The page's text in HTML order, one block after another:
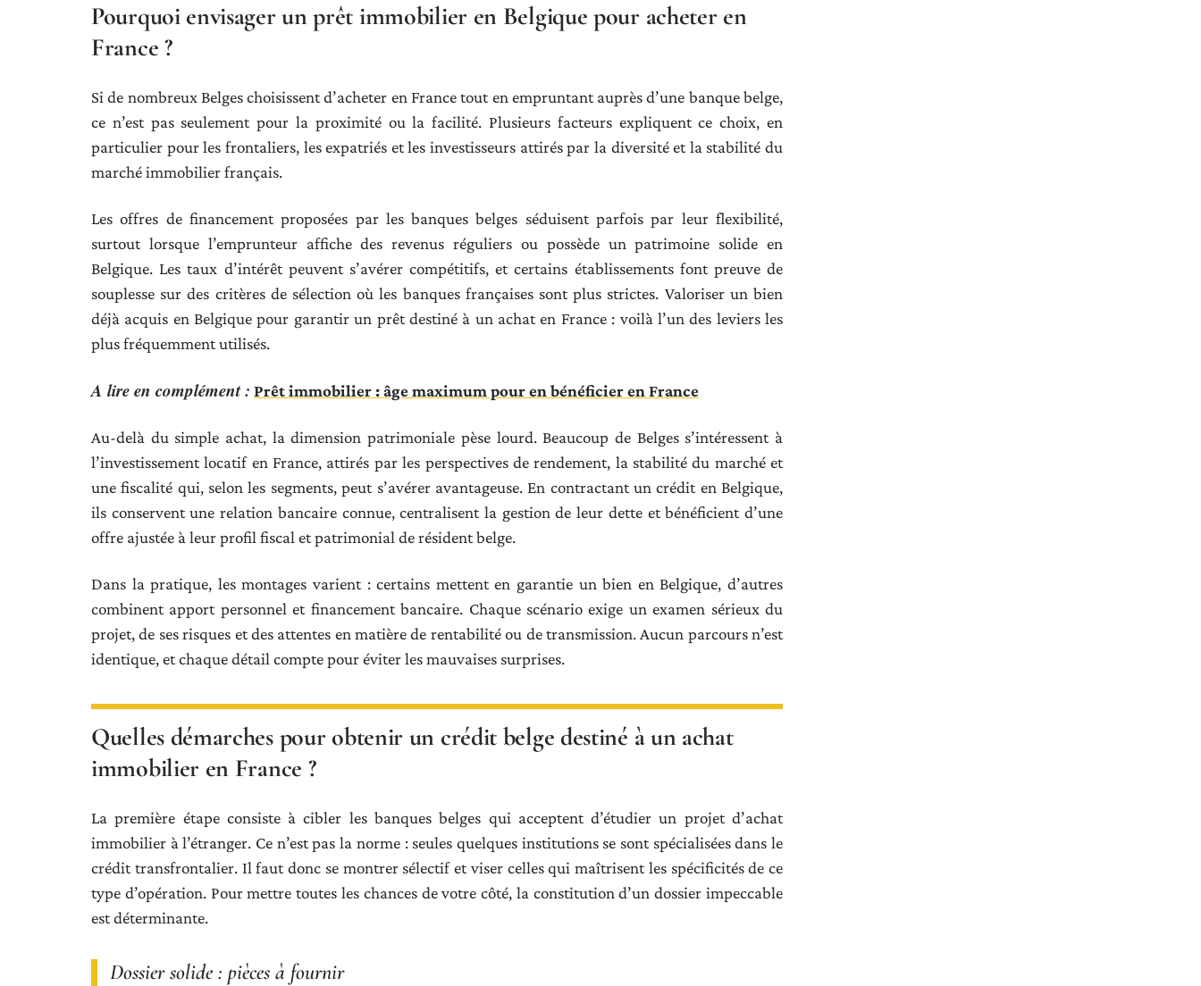
Pourquoi envisager un prêt immobilier en Belgique pour acheter en
France ?
Si de nombreux Belges choisissent d’acheter en France tout en empruntant auprès d’une banque belge,
ce n’est pas seulement pour la proximité ou la facilité. Plusieurs facteurs expliquent ce choix, en
particulier pour les frontaliers, les expatriés et les investisseurs attirés par la diversité et la stabilité du
marché immobilier français.
Les offres de financement proposées par les banques belges séduisent parfois par leur flexibilité,
surtout lorsque l’emprunteur affiche des revenus réguliers ou possède un patrimoine solide en
Belgique. Les taux d’intérêt peuvent s’avérer compétitifs, et certains établissements font preuve de
souplesse sur des critères de sélection où les banques françaises sont plus strictes. Valoriser un bien
déjà acquis en Belgique pour garantir un prêt destiné à un achat en France : voilà l’un des leviers les
plus fréquemment utilisés.
A lire en complément : Prêt immobilier : âge maximum pour en bénéficier en France
Au-delà du simple achat, la dimension patrimoniale pèse lourd. Beaucoup de Belges s’intéressent à
l’investissement locatif en France, attirés par les perspectives de rendement, la stabilité du marché et
une fiscalité qui, selon les segments, peut s’avérer avantageuse. En contractant un crédit en Belgique,
ils conservent une relation bancaire connue, centralisent la gestion de leur dette et bénéficient d’une
offre ajustée à leur profil fiscal et patrimonial de résident belge.
Dans la pratique, les montages varient : certains mettent en garantie un bien en Belgique, d’autres
combinent apport personnel et financement bancaire. Chaque scénario exige un examen sérieux du
projet, de ses risques et des attentes en matière de rentabilité ou de transmission. Aucun parcours n’est
identique, et chaque détail compte pour éviter les mauvaises surprises.
Quelles démarches pour obtenir un crédit belge destiné à un achat
immobilier en France ?
La première étape consiste à cibler les banques belges qui acceptent d’étudier un projet d’achat
immobilier à l’étranger. Ce n’est pas la norme : seules quelques institutions se sont spécialisées dans le
crédit transfrontalier. Il faut donc se montrer sélectif et viser celles qui maîtrisent les spécificités de ce
type d’opération. Pour mettre toutes les chances de votre côté, la constitution d’un dossier impeccable
est déterminante.
Dossier solide : pièces à fournir